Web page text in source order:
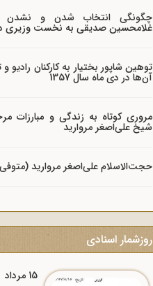
چگونگی انتخاب شدن و نشدن
غلامحسین صدیقی به نخست وزیری در
توهین شاپور بختیار به کارکنان رادیو
آن‌ها در دی ماه سال 1357
مروری کوتاه به زندگی و مبارزات
شیخ علی‌اصغر مروارید
حجت‌الاسلام علی‌اصغر مروارید (متوفی 1396/5/14)
روزشمار اسنادی
15 مرداد